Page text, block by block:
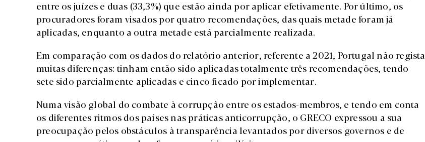
entre os juízes e duas (33,3%) que estão ainda por aplicar efetivamente. Por último, os
procuradores foram visados por quatro recomendações, das quais metade foram já
aplicadas, enquanto a outra metade está parcialmente realizada.
Em comparação com os dados do relatório anterior, referente a 2021, Portugal não regista
muitas diferenças: tinham então sido aplicadas totalmente três recomendações, tendo
sete sido parcialmente aplicadas e cinco ficado por implementar.
Numa visão global do combate à corrupção entre os estados-membros, e tendo em conta
os diferentes ritmos dos países nas práticas anticorrupção, o GRECO expressou a sua
preocupação pelos obstáculos à transparência levantados por diversos governos e de